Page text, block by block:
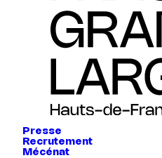
Presse
Recrutement
Mécénat